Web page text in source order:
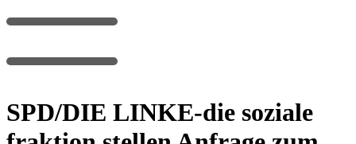
SPD/DIE LINKE-die soziale